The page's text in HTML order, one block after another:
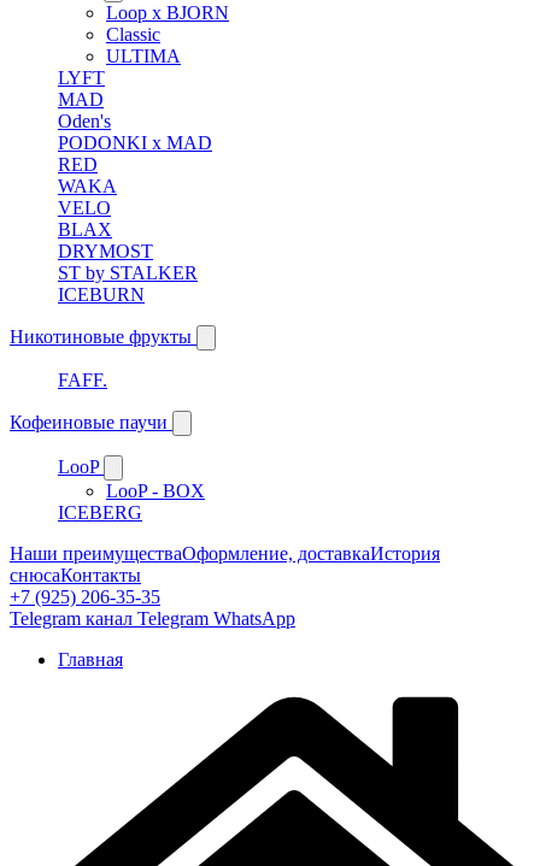
Loop x BJORN
Classic
ULTIMA
LYFT
MAD
Oden's
PODONKI x MAD
RED
WAKA
VELO
BLAX
DRYMOST
ST by STALKER
ICEBURN
Никотиновые фрукты
FAFF.
Кофеиновые паучи
LooP
LooP - BOX
ICEBERG
Наши преимуществаОформление, доставкаИстория
снюсаКонтакты
+7 (925) 206-35-35
Telegram канал Telegram WhatsApp
Главная